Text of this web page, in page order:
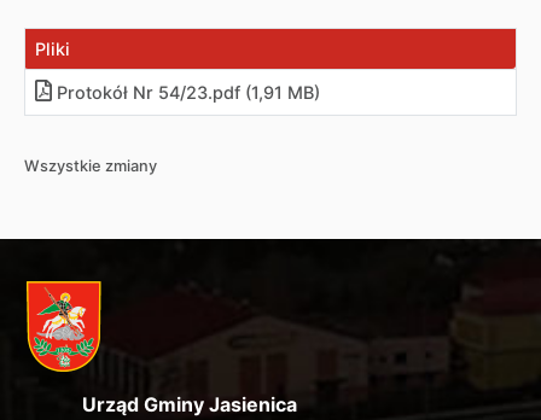
Pliki
Protokół Nr 54/23.pdf (1,91 MB)
Wszystkie zmiany
Urząd Gminy Jasienica